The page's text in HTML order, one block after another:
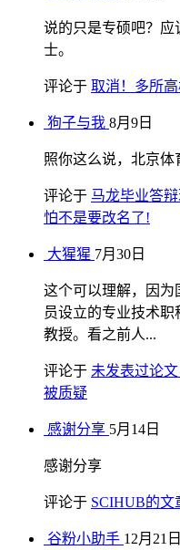
说的只是专硕吧？应
士。
评论于 取消！多所
狗子与我 8月9日
照你这么说，北京体
评论于 马龙毕业答
怕不是要改名了!
大猩猩 7月30日
这个可以理解，因为
员设立的专业技术职
教授。看之前人...
评论于 未发表过论
被质疑
感谢分享 5月14日
感谢分享
评论于 SCIHUB的文
谷粉小助手 12月21日